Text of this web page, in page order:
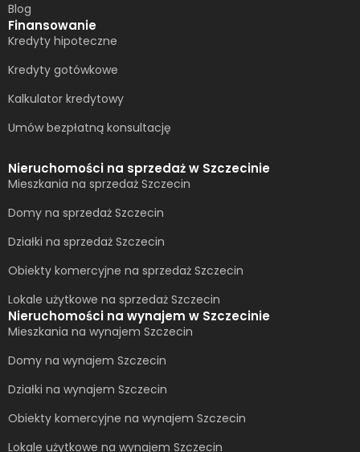
Blog
Finansowanie
Kredyty hipoteczne
Kredyty gotówkowe
Kalkulator kredytowy
Umów bezpłatną konsultację​
Nieruchomości na sprzedaż w Szczecinie
Mieszkania na sprzedaż Szczecin
Domy na sprzedaż Szczecin
Działki na sprzedaż Szczecin
Obiekty komercyjne na sprzedaż Szczecin
Lokale użytkowe na sprzedaż Szczecin
Nieruchomości na wynajem w Szczecinie
Mieszkania na wynajem Szczecin
Domy na wynajem Szczecin
Działki na wynajem Szczecin
Obiekty komercyjne na wynajem Szczecin
Lokale użytkowe na wynajem Szczecin